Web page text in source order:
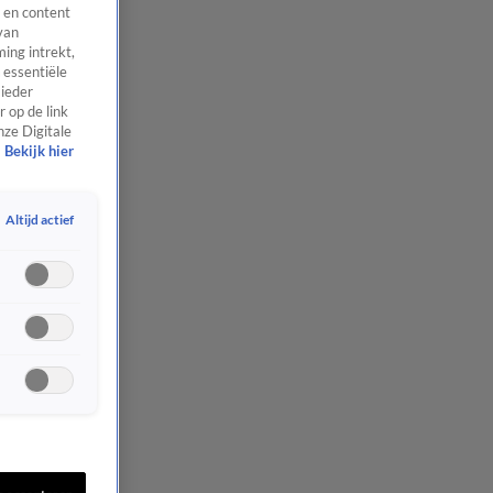
en content
intrekt,
op de link
Digitale
Bekijk hier
Altijd actief